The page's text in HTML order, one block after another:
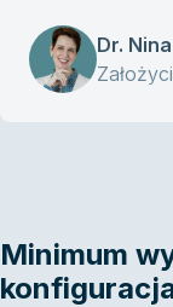
Dr.
Minimum